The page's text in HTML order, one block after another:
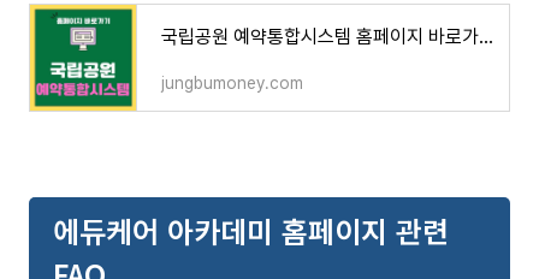
국립공원 예약통합시스템 홈페이지 바로가기 (reservation.knps.or.kr)
jungbumoney.com
에듀케어 아카데미 홈페이지 관련